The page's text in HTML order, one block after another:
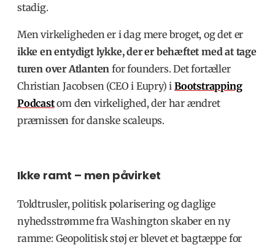
stadig.
Men virkeligheden er i dag mere broget, og det er
ikke en entydigt lykke, der er behæftet med at tage
turen over Atlantenfor founders. Det fortæller
Christian Jacobsen (CEO i Eupry) iBootstrapping
Podcastom den virkelighed, der har ændret
præmissen for danske scaleups.
Ikke ramt – men påvirket
Toldtrusler, politisk polarisering og daglige
nyhedsstrømme fra Washington skaber en ny
ramme: Geopolitisk støj er blevet et bagtæppe for